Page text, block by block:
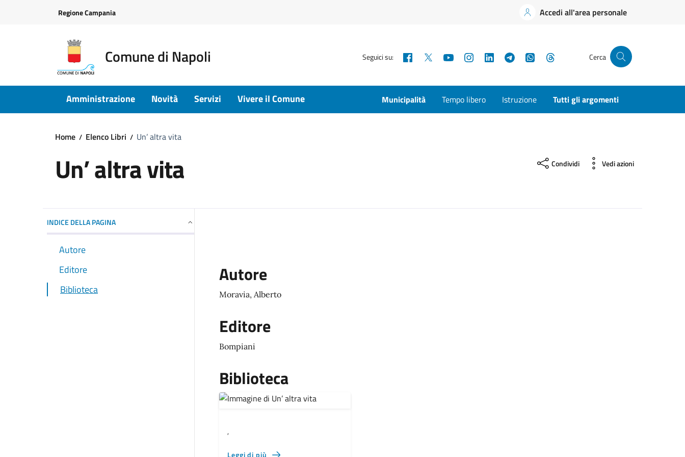
Regione Campania Accedi all'area personale
Comune di Napoli Seguici su: Facebook YouTubeInstagramLinkedInTelegramWhatsApp Cerca
Amministrazione Novità Servizi Vivere il Comune Municipalità Tempo libero Istruzione Tutti gli argomenti
Home Elenco Libri Un’ altra vita
Un’ altra vita Condividi Vedi azioni
INDICE DELLA PAGINA
Autore
Editore
Biblioteca
Autore
Moravia, Alberto
Editore
Bompiani
Biblioteca
,
Leggi di più